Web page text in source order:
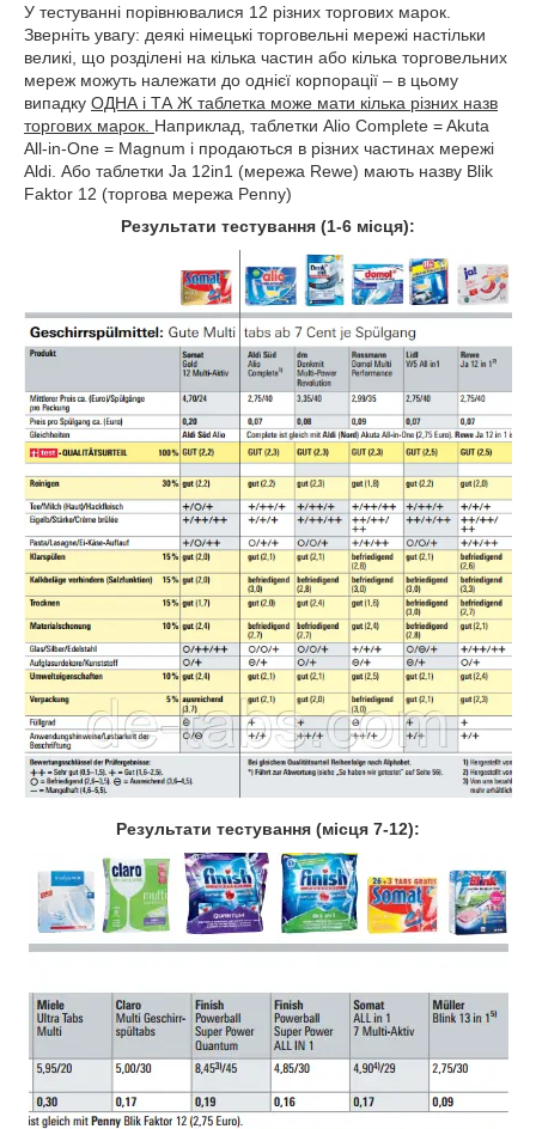
У тестуванні порівнювалися 12 різних торгових марок.
Зверніть увагу: деякі німецькі торговельні мережі настільки
великі, що розділені на кілька частин або кілька торговельних
мереж можуть належати до однієї корпорації – в цьому
випадку ОДНА і ТА Ж таблетка може мати кілька різних назв
торгових марок. Наприклад, таблетки Alio Complete = Akuta
All-in-One = Magnum і продаються в різних частинах мережі
Aldi. Або таблетки Ja 12in1 (мережа Rewe) мають назву Blik
Faktor 12 (торгова мережа Penny)
Результати тестування (1-6 місця):
Результати тестування (місця 7-12):